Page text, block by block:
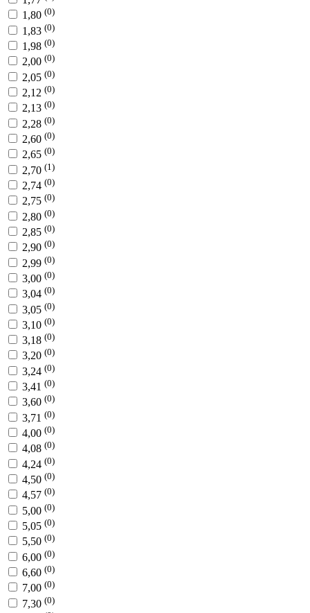
1,80 (0)
1,83 (0)
1,98 (0)
2,00 (0)
2,05 (0)
2,12 (0)
2,13 (0)
2,28 (0)
2,60 (0)
2,65 (0)
2,70 (1)
2,74 (0)
2,75 (0)
2,80 (0)
2,85 (0)
2,90 (0)
2,99 (0)
3,00 (0)
3,04 (0)
3,05 (0)
3,10 (0)
3,18 (0)
3,20 (0)
3,24 (0)
3,41 (0)
3,60 (0)
3,71 (0)
4,00 (0)
4,08 (0)
4,24 (0)
4,50 (0)
4,57 (0)
5,00 (0)
5,05 (0)
5,50 (0)
6,00 (0)
6,60 (0)
7,00 (0)
7,30 (0)